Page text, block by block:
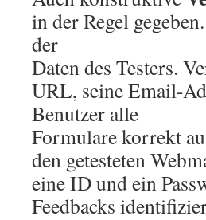
in der Regel
der
Daten des Testers.
URL, seine Email-
Benutzer alle
Formulare korrekt
den getesteten
eine ID und ein
Feedbacks